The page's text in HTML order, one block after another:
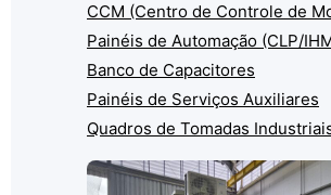
CCM (Centro de Controle de
Painéis de Automação (CLP/
Banco de Capacitores
Painéis de Serviços Auxiliares
Quadros de Tomadas